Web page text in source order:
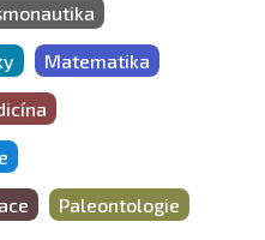
Matematika
Paleontologie